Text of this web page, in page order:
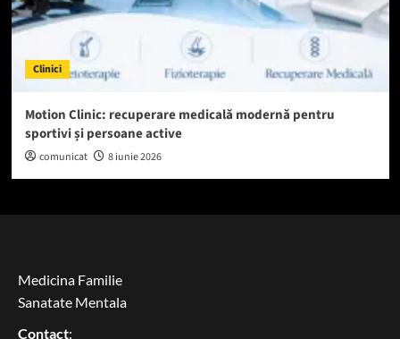
Clinici
Motion Clinic: recuperare medicală modernă pentru
sportivi și persoane active
comunicat 8 iunie 2026
Medicina Familie
Sanatate Mentala
Contact: